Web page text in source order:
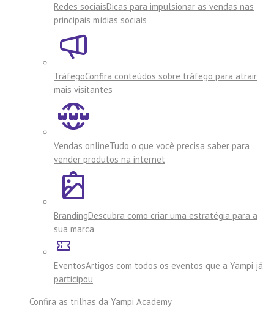
Redes sociaisDicas para impulsionar as vendas nas
principais mídias sociais
TráfegoConfira conteúdos sobre tráfego para atrair
mais visitantes
Vendas onlineTudo o que você precisa saber para
vender produtos na internet
BrandingDescubra como criar uma estratégia para a
sua marca
EventosArtigos com todos os eventos que a Yampi já
participou
Confira as trilhas da Yampi Academy